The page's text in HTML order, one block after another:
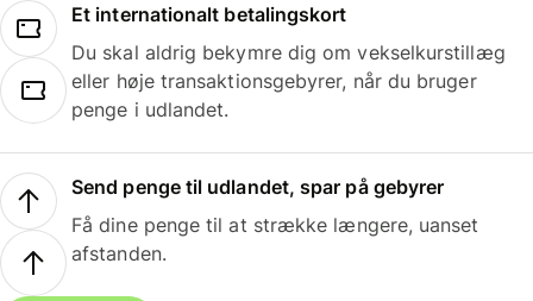
Et internationalt betalingskort
Du skal aldrig bekymre dig om vekselkurstillæg
eller høje transaktionsgebyrer, når du bruger
penge i udlandet.
Send penge til udlandet, spar på gebyrer
Få dine penge til at strække længere, uanset
afstanden.